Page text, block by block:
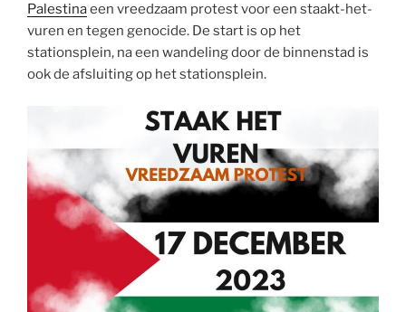
Palestinaeen vreedzaam protest voor een staakt-het-
vuren en tegen genocide. De start is op het
stationsplein, na een wandeling door de binnenstad is
ook de afsluiting op het stationsplein.